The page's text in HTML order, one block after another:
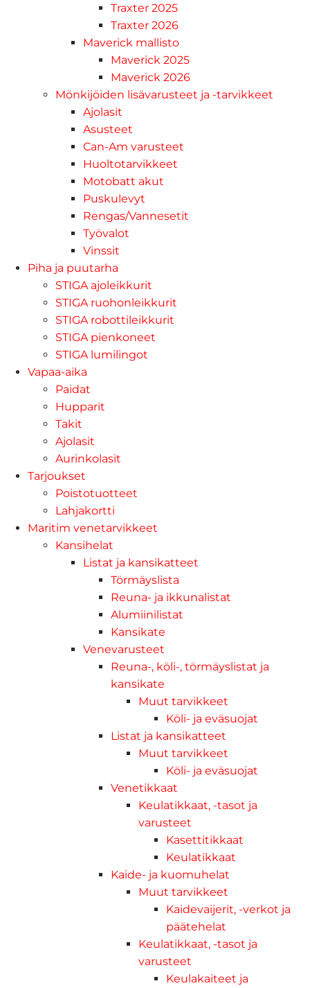
Traxter 2025
Traxter 2026
Maverick mallisto
Maverick 2025
Maverick 2026
Mönkijöiden lisävarusteet ja -tarvikkeet
Ajolasit
Asusteet
Can-Am varusteet
Huoltotarvikkeet
Motobatt akut
Puskulevyt
Rengas/Vannesetit
Työvalot
Vinssit
Piha ja puutarha
STIGA ajoleikkurit
STIGA ruohonleikkurit
STIGA robottileikkurit
STIGA pienkoneet
STIGA lumilingot
Vapaa-aika
Paidat
Hupparit
Takit
Ajolasit
Aurinkolasit
Tarjoukset
Poistotuotteet
Lahjakortti
Maritim venetarvikkeet
Kansihelat
Listat ja kansikatteet
Törmäyslista
Reuna- ja ikkunalistat
Alumiinilistat
Kansikate
Venevarusteet
Reuna-, köli-, törmäyslistat ja
kansikate
Muut tarvikkeet
Köli- ja eväsuojat
Listat ja kansikatteet
Muut tarvikkeet
Köli- ja eväsuojat
Venetikkaat
Keulatikkaat, -tasot ja
varusteet
Kasettitikkaat
Keulatikkaat
Kaide- ja kuomuhelat
Muut tarvikkeet
Kaidevaijerit, -verkot ja
päätehelat
Keulatikkaat, -tasot ja
varusteet
Keulakaiteet ja